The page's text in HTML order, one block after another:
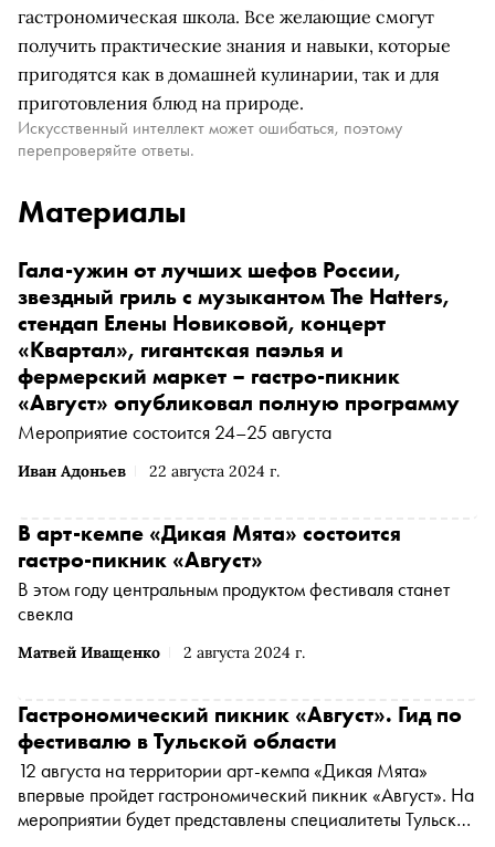
гастрономическая школа. Все желающие смогут
получить практические знания и навыки, которые
пригодятся как в домашней кулинарии, так и для
приготовления блюд на природе.
Искусственный интеллект может ошибаться, поэтому
перепроверяйте ответы.
Материалы
Иван Адоньев 22 августа 2024 г.
Гала-ужин от лучших шефов России,
звездный гриль с музыкантом The Hatters,
стендап Елены Новиковой, концерт
«Квартал», гигантская паэлья и
фермерский маркет – гастро-пикник
«Август» опубликовал полную программу
Мероприятие состоится 24–25 августа
Матвей Иващенко 2 августа 2024 г.
В арт-кемпе «Дикая Мята» состоится
гастро-пикник «Август»
В этом году центральным продуктом фестиваля станет
свекла
Гастрономический пикник «Август». Гид по
фестивалю в Тульской области
12 августа на территории арт-кемпа «Дикая Мята»
впервые пройдет гастрономический пикник «Август». На
мероприятии будет представлены специалитеты Тульской